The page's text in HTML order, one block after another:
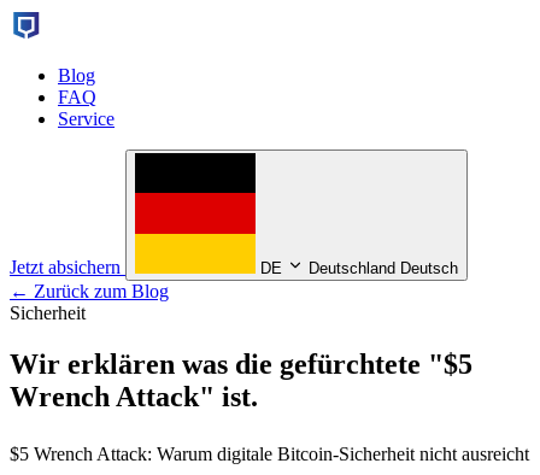
Blog
FAQ
Service
Jetzt absichern DE Deutschland Deutsch
← Zurück zum Blog
Sicherheit
Wir erklären was die gefürchtete "$5
Wrench Attack" ist.
$5 Wrench Attack: Warum digitale Bitcoin-Sicherheit nicht ausreicht